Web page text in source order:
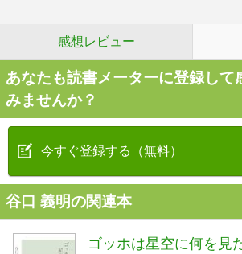
感想レビュー
あなたも読書メーターに登録して
みませんか？
今すぐ登録する（無料）
谷口 義明の関連本
ゴッホは星空に何を見